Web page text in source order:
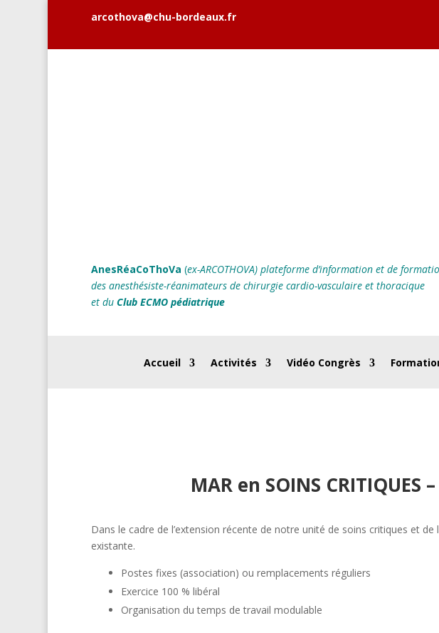
arcothova@chu-bordeaux.fr
AnesRéaCoThoVa (ex-ARCOTHOVA) plateforme d’information et de
des anesthésiste-réanimateurs de chirurgie cardio-vasculaire et thoracique
et du Club ECMO pédiatrique
Accueil Activités Vidéo Congrès
MAR en SOINS
Dans le cadre de l’extension récente de notre unité de soins critiques et
existante.
Postes fixes (association) ou remplacements réguliers
Exercice 100 % libéral
Organisation du temps de travail modulable